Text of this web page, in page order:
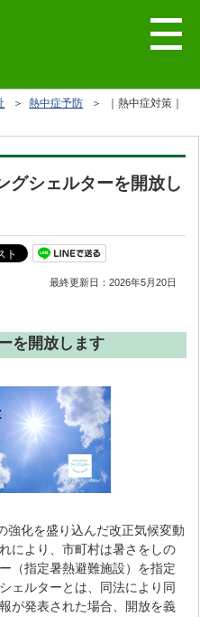
＞熱中症予防 ＞ ｜熱中症対策｜
グシェルターを開放し
最終更新日：2026年5月20日
を開放します
強化を盛り込んだ改正気候変動
により、市町村は暑さをしの
（指定暑熱避難施設）を指定
ェルターとは、同法により同
が発表された場合、開放を義